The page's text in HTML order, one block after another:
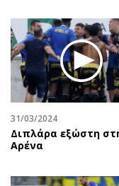
Οικονομία
Real Estate
Επιχειρήσεις
Αγορές
Money Review
AstroBank Properties
Ενέργεια
31/03/2024
Διπλάρα εξώστη
Αρένα